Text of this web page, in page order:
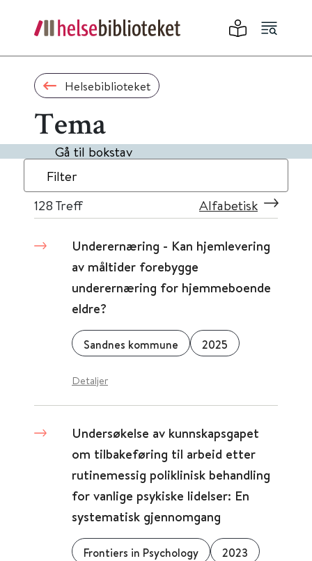
Helsebiblioteket
Tema
Gå til bokstav
Filter
128 Treff Alfabetisk
Underernæring - Kan hjemlevering
av måltider forebygge
underernæring for hjemmeboende
eldre?
Sandnes kommune 2025
Detaljer
Undersøkelse av kunnskapsgapet
om tilbakeføring til arbeid etter
rutinemessig poliklinisk behandling
for vanlige psykiske lidelser: En
systematisk gjennomgang
Frontiers in Psychology 2023